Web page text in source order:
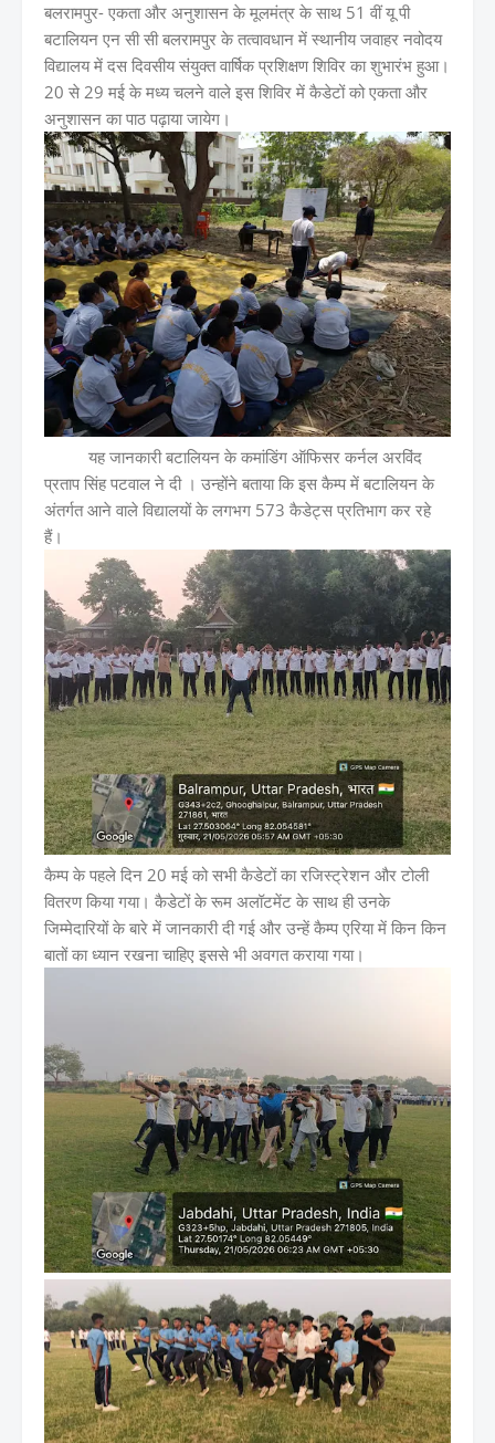
बलरामपुर- एकता और अनुशासन के मूलमंत्र के साथ 51 वीं यू पी
बटालियन एन सी सी बलरामपुर के तत्वावधान में स्थानीय जवाहर नवोदय
विद्यालय में दस दिवसीय संयुक्त वार्षिक प्रशिक्षण शिविर का शुभारंभ हुआ।
20 से 29 मई के मध्य चलने वाले इस शिविर में कैडेटों को एकता और
अनुशासन का पाठ पढ़ाया जायेग।
यह जानकारी बटालियन के कमांडिंग ऑफिसर कर्नल अरविंद
प्रताप सिंह पटवाल ने दी । उन्होंने बताया कि इस कैम्प में बटालियन के
अंतर्गत आने वाले विद्यालयों के लगभग 573 कैडेट्स प्रतिभाग कर रहे
हैं।
कैम्प के पहले दिन 20 मई को सभी कैडेटों का रजिस्ट्रेशन और टोली
वितरण किया गया। कैडेटों के रूम अलॉटमेंट के साथ ही उनके
जिम्मेदारियों के बारे में जानकारी दी गई और उन्हें कैम्प एरिया में किन किन
बातों का ध्यान रखना चाहिए इससे भी अवगत कराया गया।